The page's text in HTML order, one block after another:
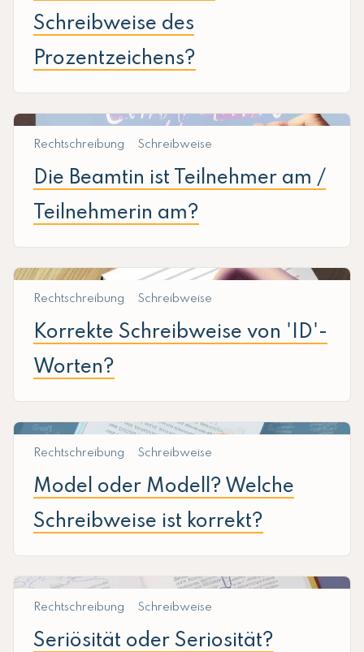
Schreibweise des
Prozentzeichens?
Rechtschreibung Schreibweise
Die Beamtin ist Teilnehmer am /
Teilnehmerin am?
Rechtschreibung Schreibweise
Korrekte Schreibweise von 'ID'-
Worten?
Rechtschreibung Schreibweise
Model oder Modell? Welche
Schreibweise ist korrekt?
Rechtschreibung Schreibweise
Seriösität oder Seriosität?